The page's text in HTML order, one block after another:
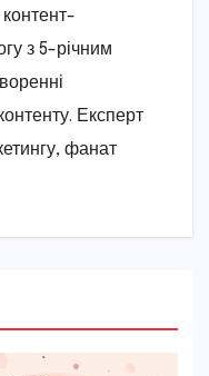
з 5-річним
Експерт
фанат